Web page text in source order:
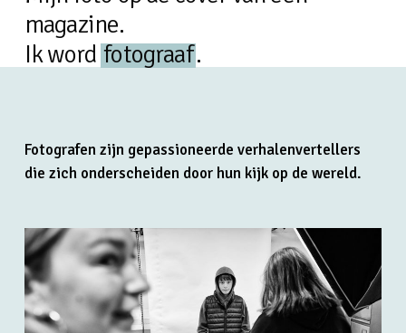
magazine.
Ik wordfotograaf.
Fotografen zijn gepassioneerde verhalenvertellers
die zich onderscheiden door hun kijk op de wereld.